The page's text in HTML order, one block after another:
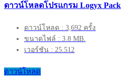
ดาวน์โหลดโปรแกรม Logyx Pack
ดาวน์โหลด : 3,692 ครั้ง
ขนาดไฟล์ : 3.8 MB.
เวอร์ชัน : 25.512
ดาวน์โหลด